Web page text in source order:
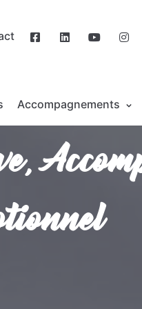
Accompagnements